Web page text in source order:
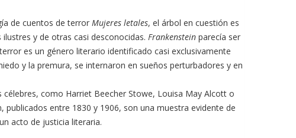
de cuentos de terror Mujeres letales, el árbol en cuestión es
y de otras casi desconocidas. Frankenstein parecía ser
es un género literario identificado casi exclusivamente
y la premura, se internaron en sueños perturbadores y en
como Harriet Beecher Stowe, Louisa May Alcott o
entre 1830 y 1906, son una muestra evidente de
acto de justicia literaria.